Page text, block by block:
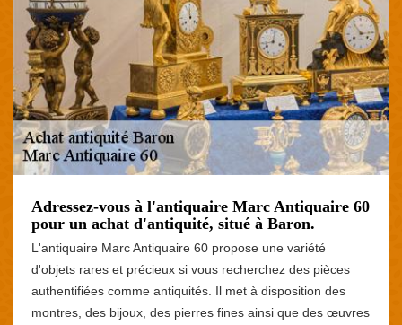
Adressez-vous à l'antiquaire Marc Antiquaire 60
pour un achat d'antiquité, situé à Baron.
L'antiquaire Marc Antiquaire 60 propose une variété
d'objets rares et précieux si vous recherchez des pièces
authentifiées comme antiquités. Il met à disposition des
montres, des bijoux, des pierres fines ainsi que des œuvres